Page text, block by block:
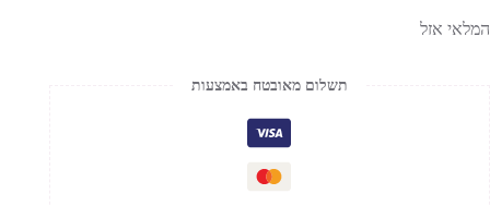
המלאי אזל
תשלום מאובטח באמצעות